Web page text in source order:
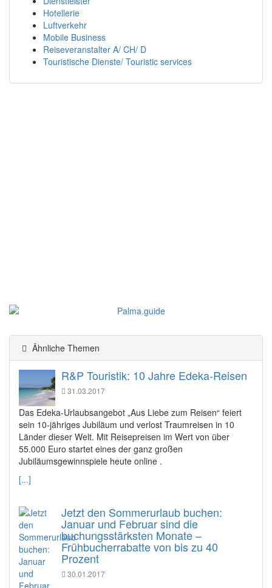
Hotellerie
Luftverkehr
Mobile Business
Reiseveranstalter A/ CH/ D
Touristische Dienste/ Touristic services
Ähnliche Themen
R&P Touristik: 10 Jahre Edeka-Reisen
31.03.2017
Das Edeka-Urlaubsangebot „Aus Liebe zum Reisen“ feiert
sein 10-jähriges Jubiläum und verlost Traumreisen in 10
Länder dieser Welt. Mit Reisepreisen im Wert von über
55.000 Euro startet eines der ganz großen
Jubiläumsgewinnspiele heute online .
[...]
Jetzt den Sommerurlaub buchen:
Januar und Februar sind die
buchungsstärksten Monate –
Frühbucherrabatte von bis zu 40
Prozent
30.01.2017